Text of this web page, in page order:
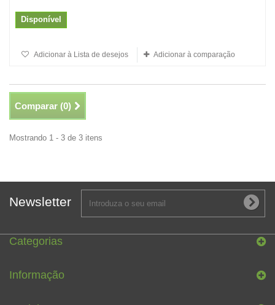
Disponível
Adicionar à Lista de desejos Adicionar à comparação
Comparar (0)
Mostrando 1 - 3 de 3 itens
Newsletter
Categorias
Informação